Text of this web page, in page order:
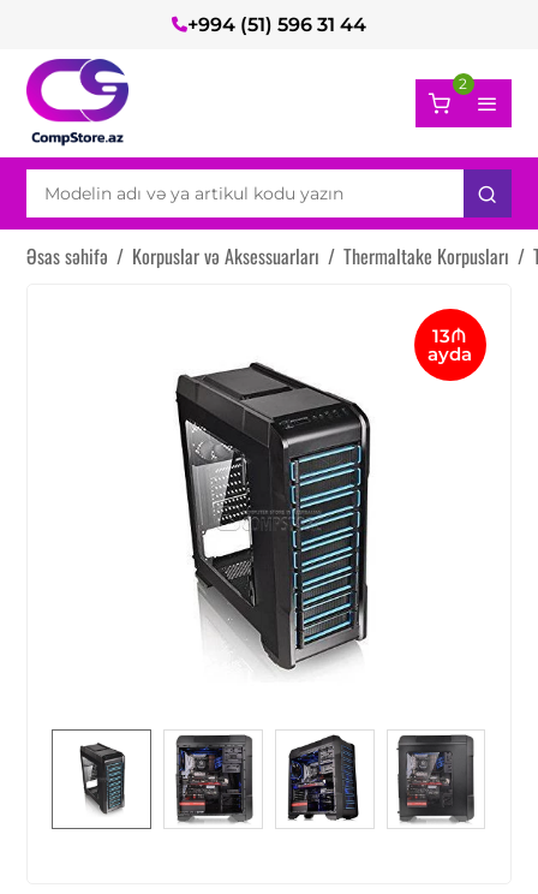
+994 (51) 596 31 44
2
Əsas səhifə / Korpuslar və Aksessuarları / Thermaltake Korpusları /
13₼
ayda